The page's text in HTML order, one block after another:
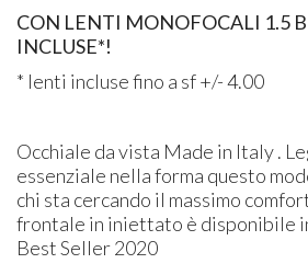
CON LENTI MONOFOCALI 1.5
INCLUSE*!
* lenti incluse fino a sf +/- 4.00
Occhiale da vista Made in Italy .
essenziale nella forma questo
chi sta cercando il massimo
frontale in iniettato è disponibile
Best Seller 2020